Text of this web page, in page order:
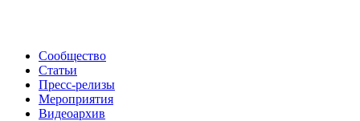
Сообщество
Статьи
Пресс-релизы
Мероприятия
Видеоархив